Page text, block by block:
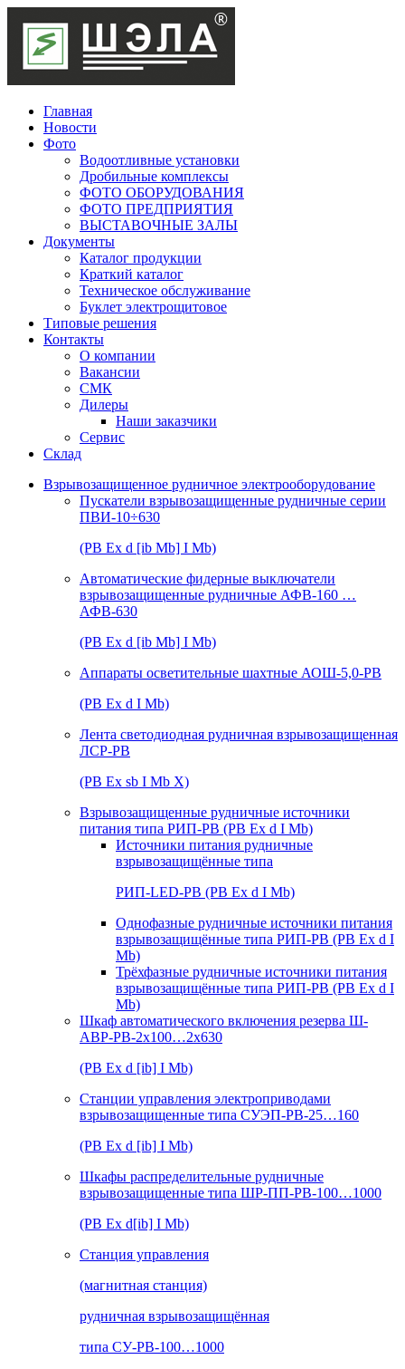
Главная
Новости
Фото
Водоотливные установки
Дробильные комплексы
ФОТО ОБОРУДОВАНИЯ
ФОТО ПРЕДПРИЯТИЯ
ВЫСТАВОЧНЫЕ ЗАЛЫ
Документы
Каталог продукции
Краткий каталог
Техническое обслуживание
Буклет электрощитовое
Типовые решения
Контакты
О компании
Вакансии
СМК
Дилеры
Наши заказчики
Сервис
Склад
Взрывозащищенное рудничное электрооборудование
Пускатели взрывозащищенные рудничные серии
ПВИ-10÷630
(РВ Ex d [ib Mb] I Mb)
Автоматические фидерные выключатели
взрывозащищенные рудничные АФВ-160 …
АФВ-630
(РВ Ex d [ib Mb] I Mb)
Аппараты осветительные шахтные АОШ-5,0-РВ
(РВ Ex d I Mb)
Лента светодиодная рудничная взрывозащищенная
ЛСР-РВ
(РВ Ex sb I Mb Х)
Взрывозащищенные рудничные источники
питания типа РИП-РВ (РВ Ex d I Mb)
Источники питания рудничные
взрывозащищённые типа
РИП-LED-РВ (РВ Ex d I Mb)
Однофазные рудничные источники питания
взрывозащищённые типа РИП-РВ (РВ Ex d I
Mb)
Трёхфазные рудничные источники питания
взрывозащищённые типа РИП-РВ (РВ Ex d I
Mb)
Шкаф автоматического включения резерва Ш-
АВР-РВ-2х100…2х630
(РВ Ex d [ib] I Mb)
Станции управления электроприводами
взрывозащищенные типа СУЭП-РВ-25…160
(РВ Ex d [ib] I Mb)
Шкафы распределительные рудничные
взрывозащищенные типа ШР-ПП-РВ-100…1000
(РВ Ex d[ib] I Mb)
Станция управления
(магнитная станция)
рудничная взрывозащищённая
типа СУ-РВ-100…1000